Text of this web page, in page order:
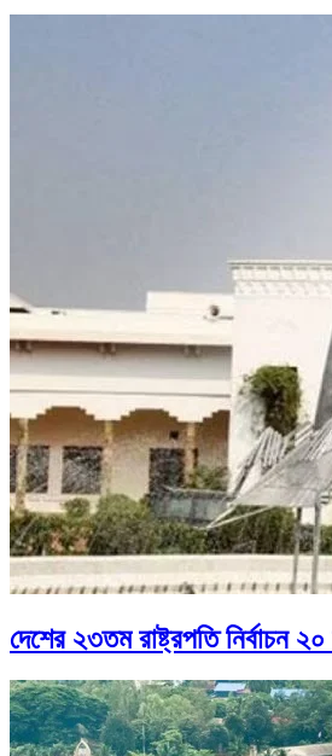
দেশের ২৩তম রাষ্ট্রপতি নির্বাচন